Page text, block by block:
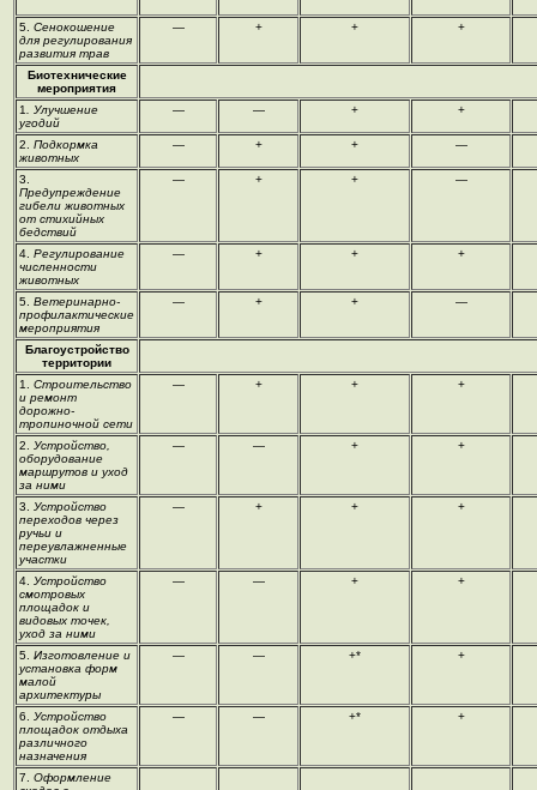
5. Сенокошение
для регулирования
развития трав
— + + +
Биотехнические
мероприятия
1
. Улучшение
угодий
— — + +
2. Подкормка
животных
— + + —
3.
Предупреждение
гибели животных
от стихийных
бедствий
— + + —
4. Регулирование
численности
животных
— + + +
5. Ветеринарно-
профилактические
мероприятия
— + + —
Благоустройство
территории
1. Строительство
и ремонт
дорожно-
тропиночной сети
— + + +
2. Устройство,
оборудование
маршрутов и уход
за ними
— — + +
3. Устройство
переходов через
ручьи и
переувлажненные
участки
— + + +
4. Устройство
смотровых
площадок и
видовых точек,
уход за ними
— — + +
5. Изготовление и
установка форм
малой
архитектуры
— — +* +
6. Устройство
площадок отдыха
различного
назначения
— — +* +
7. Оформление